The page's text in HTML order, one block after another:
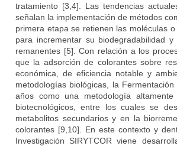
tratamiento [3,4]. Las tendencias
señalan la implementación de métodos
primera etapa se retienen las moléculas
para incrementar su biodegradabilidad
remanentes [5]. Con relación a los
que la adsorción de colorantes sobre
económica, de eficiencia notable y
metodologías biológicas, la
años como una metodología
biotecnológicos, entre los cuales se
metabolitos secundarios y en la
colorantes [9,10]. En este contexto y
Investigación SIRYTCOR viene